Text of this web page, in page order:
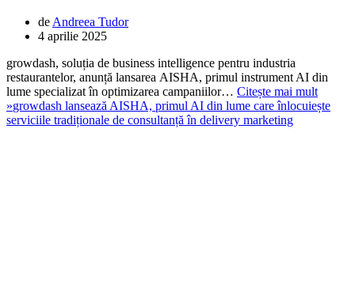
de Andreea Tudor
4 aprilie 2025
growdash, soluția de business intelligence pentru industria
restaurantelor, anunță lansarea AISHA, primul instrument AI din
lume specializat în optimizarea campaniilor… Citește mai mult
»growdash lansează AISHA, primul AI din lume care înlocuiește
serviciile tradiționale de consultanță în delivery marketing